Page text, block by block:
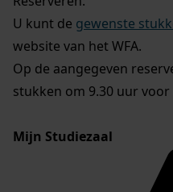
U kunt de gewenste
website van het WFA.
Op de aangegeven
stukken om 9.30 uur voor
Mijn Studiezaal